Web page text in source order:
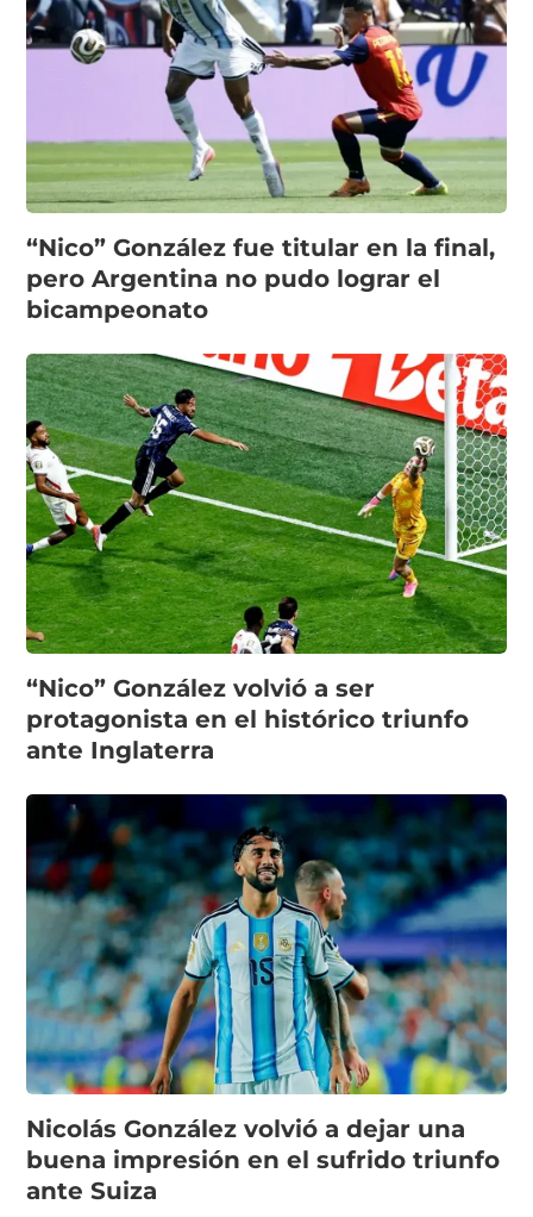
“Nico” González fue titular en la final,
pero Argentina no pudo lograr el
bicampeonato
“Nico” González volvió a ser
protagonista en el histórico triunfo
ante Inglaterra
Nicolás González volvió a dejar una
buena impresión en el sufrido triunfo
ante Suiza